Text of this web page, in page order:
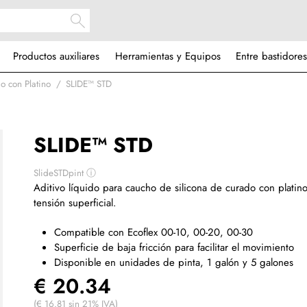
Productos auxiliares Herramientas y Equipos Entre bastidores
con Platino SLIDE™ STD
SLIDE™ STD
SlideSTDpintⓘ
Aditivo líquido para caucho de silicona de curado con
tensión superficial.
Compatible con Ecoflex 00-10, 00-20, 00-30
Superficie de baja fricción para facilitar el movimiento
Disponible en unidades de pinta, 1 galón y 5 galones
€ 20.34
(€ 16.81 sin 21% IVA)